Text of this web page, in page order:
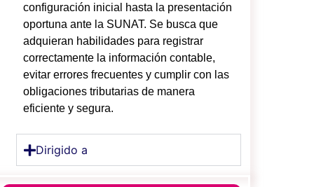
configuración inicial hasta la presentación
oportuna ante la SUNAT. Se busca que
adquieran habilidades para registrar
correctamente la información contable,
evitar errores frecuentes y cumplir con las
obligaciones tributarias de manera
eficiente y segura.
Dirigido a